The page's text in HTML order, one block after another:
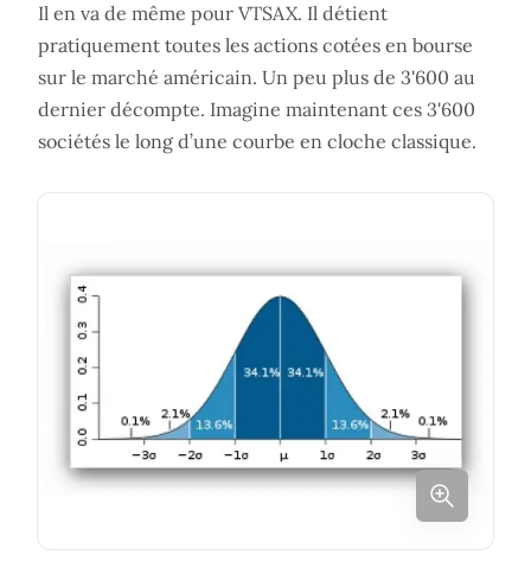
Il en va de même pour VTSAX. Il détient
pratiquement toutes les actions cotées en bourse
sur le marché américain. Un peu plus de 3'600 au
dernier décompte. Imagine maintenant ces 3'600
sociétés le long d’une courbe en cloche classique.